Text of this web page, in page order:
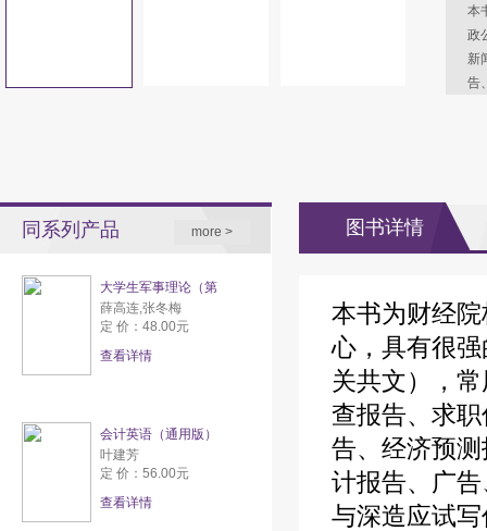
本
政
新
告
同系列产品 more >
大学生军事理论（第
薛高连,张冬梅
定 价：48.00元
查看详情
会计英语（通用版）
叶建芳
定 价：56.00元
查看详情
图书详情
本书为财经
心，具有很
关共文），
查报告、求
告、经济预
计报告、广
与深造应试